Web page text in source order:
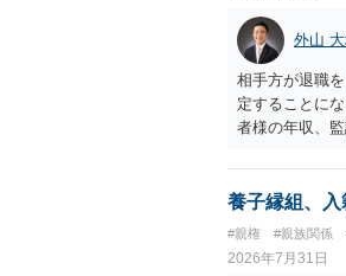
外山
相手方が退職
定することに
者様の年収、
養子縁組、入
#親権 #親族関係
2026年7月31日